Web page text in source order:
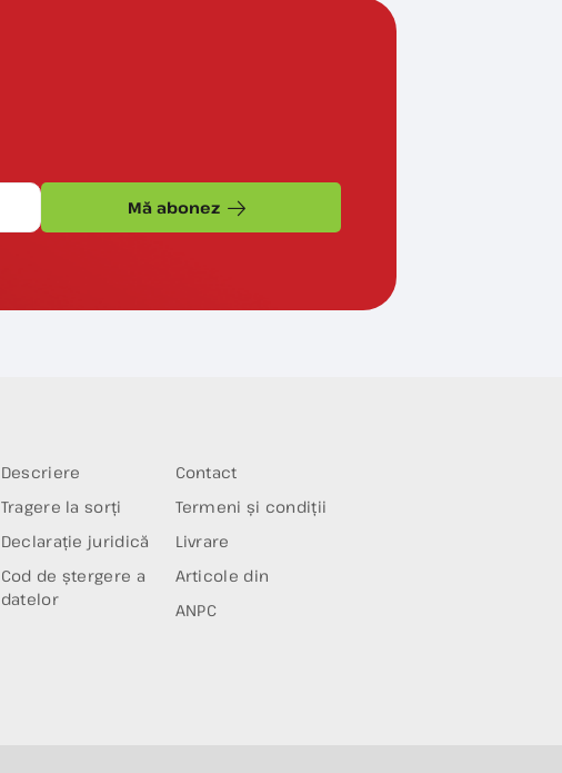
Mă abonez
Descriere
Contact
Tragere la sorți
Termeni și condiții
Declarație juridică
Livrare
Cod de ștergere a
datelor
Articole din
ANPC